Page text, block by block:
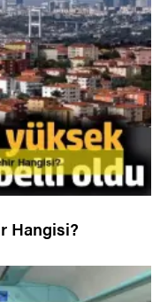
Hangisi?